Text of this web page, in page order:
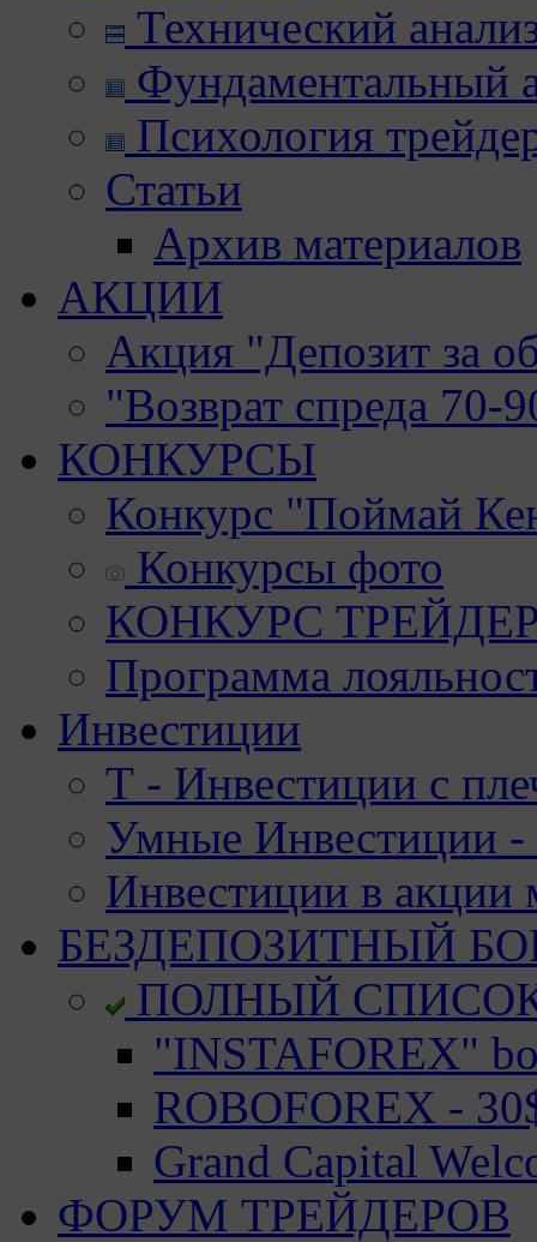
Технический
Фундаментальный
Психология
Статьи
Архив материалов
АКЦИИ
Акция "Депозит за
"Возврат спреда 70-
КОНКУРСЫ
Конкурс "Поймай
Конкурсы фото
КОНКУРС
Программа
Инвестиции
Т - Инвестиции с
Умные Инвестиции -
Инвестиции в акции
БЕЗДЕПОЗИТНЫЙ
ПОЛНЫЙ
"INSTAFOREX"
ROBOFOREX -
Grand Capital
ФОРУМ ТРЕЙДЕРОВ